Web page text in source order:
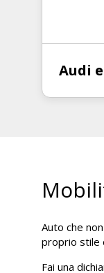
Audi
Auto che
proprio stile
Fai una